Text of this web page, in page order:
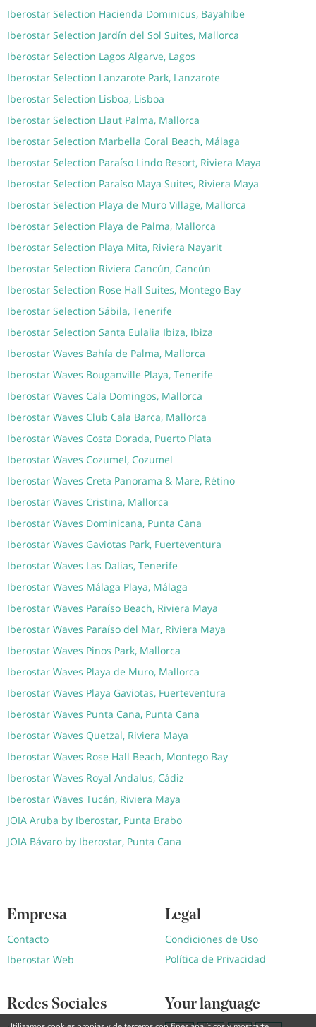
Iberostar Selection Hacienda Dominicus, Bayahibe
Iberostar Selection Jardín del Sol Suites, Mallorca
Iberostar Selection Lagos Algarve, Lagos
Iberostar Selection Lanzarote Park, Lanzarote
Iberostar Selection Lisboa, Lisboa
Iberostar Selection Llaut Palma, Mallorca
Iberostar Selection Marbella Coral Beach, Málaga
Iberostar Selection Paraíso Lindo Resort, Riviera Maya
Iberostar Selection Paraíso Maya Suites, Riviera Maya
Iberostar Selection Playa de Muro Village, Mallorca
Iberostar Selection Playa de Palma, Mallorca
Iberostar Selection Playa Mita, Riviera Nayarit
Iberostar Selection Riviera Cancún, Cancún
Iberostar Selection Rose Hall Suites, Montego Bay
Iberostar Selection Sábila, Tenerife
Iberostar Selection Santa Eulalia Ibiza, Ibiza
Iberostar Waves Bahía de Palma, Mallorca
Iberostar Waves Bouganville Playa, Tenerife
Iberostar Waves Cala Domingos, Mallorca
Iberostar Waves Club Cala Barca, Mallorca
Iberostar Waves Costa Dorada, Puerto Plata
Iberostar Waves Cozumel, Cozumel
Iberostar Waves Creta Panorama & Mare, Rétino
Iberostar Waves Cristina, Mallorca
Iberostar Waves Dominicana, Punta Cana
Iberostar Waves Gaviotas Park, Fuerteventura
Iberostar Waves Las Dalias, Tenerife
Iberostar Waves Málaga Playa, Málaga
Iberostar Waves Paraíso Beach, Riviera Maya
Iberostar Waves Paraíso del Mar, Riviera Maya
Iberostar Waves Pinos Park, Mallorca
Iberostar Waves Playa de Muro, Mallorca
Iberostar Waves Playa Gaviotas, Fuerteventura
Iberostar Waves Punta Cana, Punta Cana
Iberostar Waves Quetzal, Riviera Maya
Iberostar Waves Rose Hall Beach, Montego Bay
Iberostar Waves Royal Andalus, Cádiz
Iberostar Waves Tucán, Riviera Maya
JOIA Aruba by Iberostar, Punta Brabo
JOIA Bávaro by Iberostar, Punta Cana
Empresa
Contacto
Iberostar Web
Legal
Condiciones de Uso
Política de Privacidad
Redes Sociales Your language